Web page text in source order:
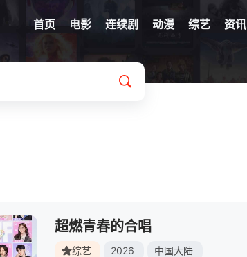
首页 电影 连续剧 动漫 综艺 资讯
超燃青春的合唱
综艺 2026 中国大陆